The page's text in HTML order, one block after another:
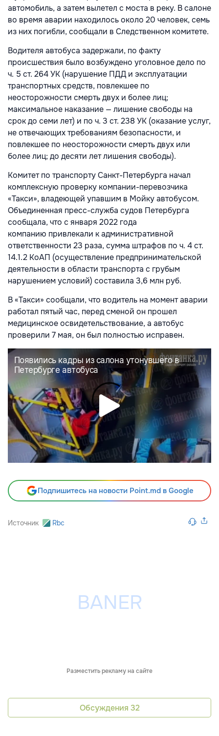
автомобиль, а затем вылетел с моста в реку. В салоне
во время аварии находилось около 20 человек, семь
из них погибли, сообщали в Следственном комитете.
Водителя автобуса задержали, по факту
происшествия было возбуждено уголовное дело по
ч. 5 ст. 264 УК (нарушение ПДД и эксплуатации
транспортных средств, повлекшее по
неосторожности смерть двух и более лиц;
максимальное наказание — лишение свободы на
срок до семи лет) и по ч. 3 ст. 238 УК (оказание услуг,
не отвечающих требованиям безопасности, и
повлекшее по неосторожности смерть двух или
более лиц; до десяти лет лишения свободы).
Комитет по транспорту Санкт-Петербурга начал
комплексную проверку компании-перевозчика
«Такси», владеющей упавшим в Мойку автобусом.
Объединенная пресс-служба судов Петербурга
сообщала, что с января 2022 года
компанию привлекали к административной
ответственности 23 раза, сумма штрафов по ч. 4 ст.
14.1.2 КоАП (осуществление предпринимательской
деятельности в области транспорта с грубым
нарушением условий) составила 3,6 млн руб.
В «Такси» сообщали, что водитель на момент аварии
работал пятый час, перед сменой он прошел
медицинское освидетельствование, а автобус
проверили 7 мая, он был полностью исправен.
Подпишитесь на новости Point.md в Google
Источник Rbc
Разместить рекламу на сайте
Обсуждения 32